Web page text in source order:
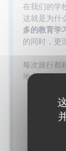
在我们的学
这就是为什
多的教育学
的同时，更
每次旅行都
地点。过去
安大
多伦
安大